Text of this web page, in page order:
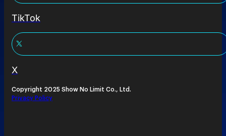
TikTok
X
Copyright 2025 Show No Limit Co., Ltd.
Privacy Policy